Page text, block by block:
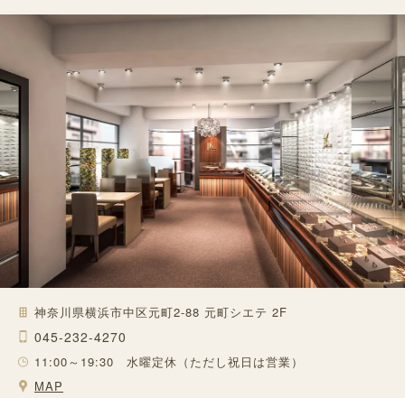
神奈川県横浜市中区元町2-88 元町シエテ 2F
045-232-4270
11:00～19:30 水曜定休（ただし祝日は営業）
MAP